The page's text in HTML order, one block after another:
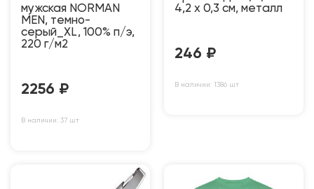
мужская NORMAN
MEN, темно-
серый_XL, 100% п/э,
220 г/м2
2256 ₽
В наличии: 37 шт
4,2 х 0,3 см, металл
246 ₽
В наличии: 1386 шт